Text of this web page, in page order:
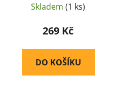
Skladem (1 ks)
269 Kč
DO KOŠÍKU